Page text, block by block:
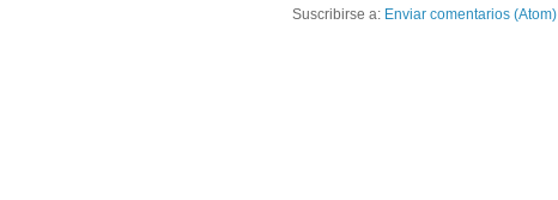
Suscribirse a: Enviar comentarios (Atom)